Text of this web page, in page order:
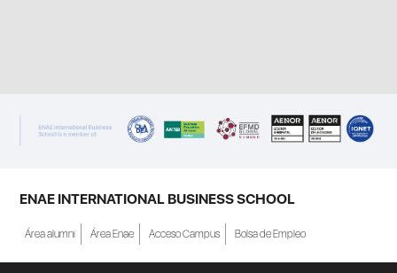
ENAE INTERNATIONAL BUSINESS SCHOOL
Área alumni Área Enae Acceso Campus Bolsa de Empleo